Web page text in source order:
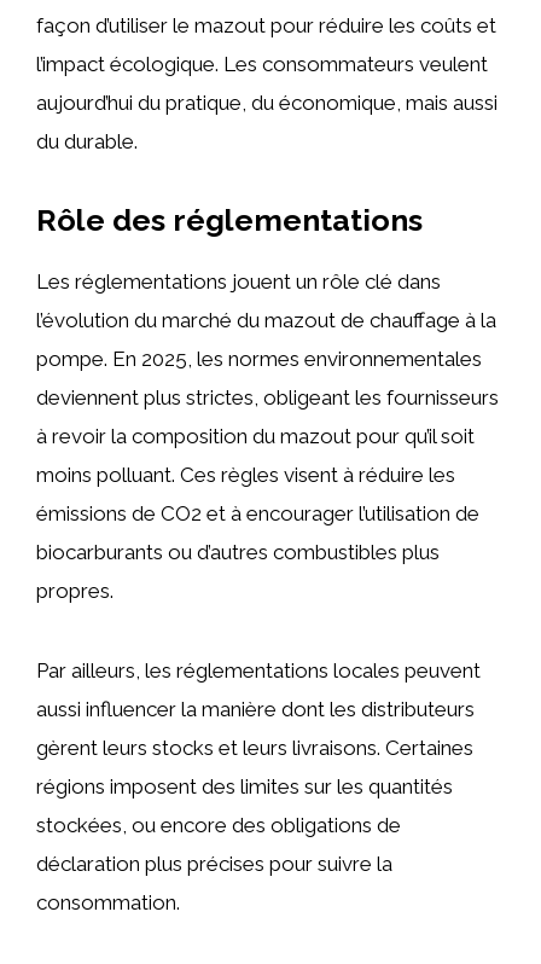
façon d’utiliser le mazout pour réduire les coûts et
l’impact écologique. Les consommateurs veulent
aujourd’hui du pratique, du économique, mais aussi
du durable.
Rôle des réglementations
Les réglementations jouent un rôle clé dans
l’évolution du marché du mazout de chauffage à la
pompe. En 2025, les normes environnementales
deviennent plus strictes, obligeant les fournisseurs
à revoir la composition du mazout pour qu’il soit
moins polluant. Ces règles visent à réduire les
émissions de CO2 et à encourager l’utilisation de
biocarburants ou d’autres combustibles plus
propres.
Par ailleurs, les réglementations locales peuvent
aussi influencer la manière dont les distributeurs
gèrent leurs stocks et leurs livraisons. Certaines
régions imposent des limites sur les quantités
stockées, ou encore des obligations de
déclaration plus précises pour suivre la
consommation.